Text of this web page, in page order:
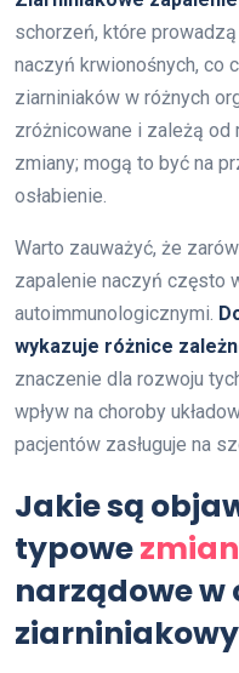
schorzeń, które
naczyń krwionośnych, co
ziarniniaków w różnych
zróżnicowane i zależą od
zmiany; mogą to być na
osłabienie.
Warto zauważyć, że
zapalenie naczyń często
autoimmunologicznymi.
wykazuje różnice
znaczenie dla rozwoju
wpływ na choroby
pacjentów zasługuje na
Jakie są
typowe
narządowe